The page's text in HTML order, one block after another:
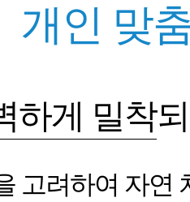
개인 맞
하게 밀착
고려하여 자연